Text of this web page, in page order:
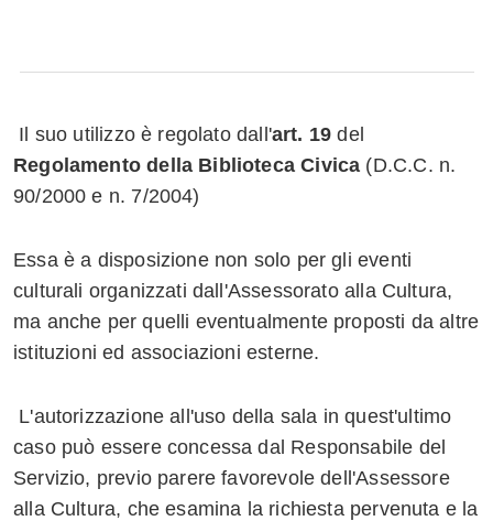
Il suo utilizzo è regolato dall'art. 19 del
Regolamento della Biblioteca Civica (D.C.C. n.
90/2000 e n. 7/2004)
Essa è a disposizione non solo per gli eventi
culturali organizzati dall'Assessorato alla Cultura,
ma anche per quelli eventualmente proposti da altre
istituzioni ed associazioni esterne.
L'autorizzazione all'uso della sala in quest'ultimo
caso può essere concessa dal Responsabile del
Servizio, previo parere favorevole dell'Assessore
alla Cultura, che esamina la richiesta pervenuta e la